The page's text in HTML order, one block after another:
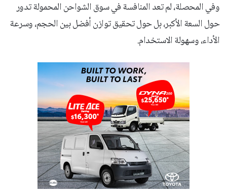
وفي المحصلة، لم تعد المنافسة في سوق الشواحن المحمولة تدور
حول السعة الأكبر، بل حول تحقيق توازن أفضل بين الحجم، وسرعة
الأداء، وسهولة الاستخدام.